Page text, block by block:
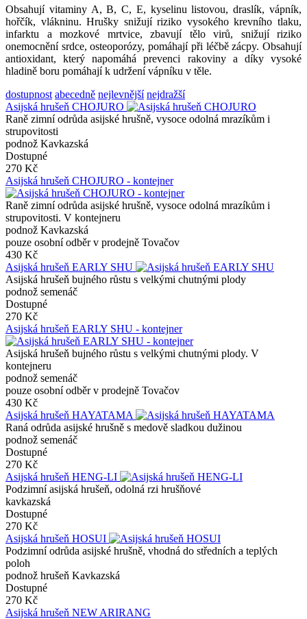
Obsahují vitaminy A, B, C, E, kyselinu listovou, draslík, vápník,
hořčík, vlákninu. Hrušky snižují riziko vysokého krevního tlaku,
infarktu a mozkové mrtvice, zbavují tělo virů, snižují riziko
onemocnění srdce, osteoporózy, pomáhají při léčbě zácpy. Obsahují
antioxidant, který napomáhá prevenci rakoviny a díky vysoké
hladině boru pomáhají k udržení vápníku v těle.
dostupnost abecedně nejlevnější nejdražší
Asijská hrušeň CHOJURO
Raně zimní odrůda asijské hrušně, vysoce odolná mrazíkům i
strupovitosti
podnož Kavkazská
Dostupné
270 Kč
Asijská hrušeň CHOJURO - kontejner
Raně zimní odrůda asijské hrušně, vysoce odolná mrazíkům i
strupovitosti. V kontejneru
podnož Kavkazská
pouze osobní odběr v prodejně Tovačov
430 Kč
Asijská hrušeň EARLY SHU
Asijská hrušeň bujného růstu s velkými chutnými plody
podnož semenáč
Dostupné
270 Kč
Asijská hrušeň EARLY SHU - kontejner
Asijská hrušeň bujného růstu s velkými chutnými plody. V
kontejneru
podnož semenáč
pouze osobní odběr v prodejně Tovačov
430 Kč
Asijská hrušeň HAYATAMA
Raná odrůda asijské hrušně s medově sladkou dužinou
podnož semenáč
Dostupné
270 Kč
Asijská hrušeň HENG-LI
Podzimní asijská hrušeň, odolná rzi hrušňové
kavkazská
Dostupné
270 Kč
Asijská hrušeň HOSUI
Podzimní odrůda asijské hrušně, vhodná do středních a teplých
poloh
podnož hrušeň Kavkazská
Dostupné
270 Kč
Asijská hrušeň NEW ARIRANG